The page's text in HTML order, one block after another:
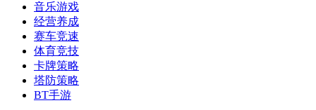
音乐游戏
经营养成
赛车竞速
体育竞技
卡牌策略
塔防策略
BT手游